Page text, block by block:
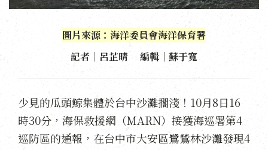
圖片來源：海洋委員會海洋保育署
記者｜呂芷晴 編輯｜蘇于寬
少見的瓜頭鯨集體於台中沙灘擱淺！10月8日16
時30分，海保救援網（MARN）接獲海巡署第4
巡防區的通報，在台中市大安區鷺鷥林沙灘發現4